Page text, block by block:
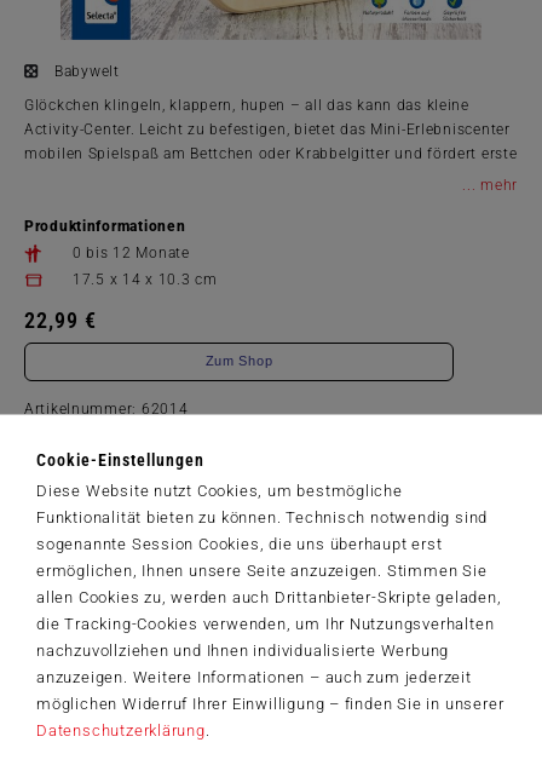
Cookie-Einstellungen
Diese Website nutzt Cookies, um bestmögliche
Funktionalität bieten zu können. Technisch notwendig sind
sogenannte Session Cookies, die uns überhaupt erst
ermöglichen, Ihnen unsere Seite anzuzeigen. Stimmen Sie
allen Cookies zu, werden auch Drittanbieter-Skripte geladen,
die Tracking-Cookies verwenden, um Ihr Nutzungsverhalten
nachzuvollziehen und Ihnen individualisierte Werbung
anzuzeigen. Weitere Informationen – auch zum jederzeit
möglichen Widerruf Ihrer Einwilligung – finden Sie in unserer
Datenschutzerklärung
Babywelt
Glöckchen klingeln, klappern, hupen – all das kann das kleine
Activity-Center. Leicht zu befestigen, bietet das Mini-Erlebniscenter
mobilen Spielspaß am Bettchen oder Krabbelgitter und fördert erste
...
Produktinformationen
0 bis 12 Monate
17.5 x 14 x 10.3 cm
22,99 €
Zum Shop
Artikelnummer: 62014
Der Schmidt-Spiele-Newsletter
Jetzt anmelden und 5€ Willkommensrabatt sichern
Bleiben Sie auf dem Laufenden zu Neuheiten, Trends und aktuellen
Themen rund um Schmidt® Spiele – und sichern Sie sich einen
Willkommensgutschein in Höhe von 5€ für Ihren nächsten Einkauf im
Produktneuheiten und Sortimentserweiterungen
Aktuelle Themen und Trends aus der Spielewelt
Informationen zu Veranstaltungen und Aktionen
Service-Informationen, z.B. zur Ersatzteilversorgung